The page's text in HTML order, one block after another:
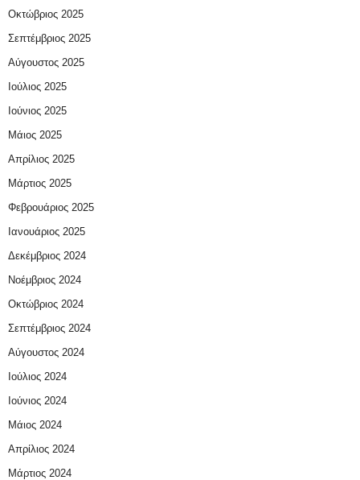
Οκτώβριος 2025
Σεπτέμβριος 2025
Αύγουστος 2025
Ιούλιος 2025
Ιούνιος 2025
Μάιος 2025
Απρίλιος 2025
Μάρτιος 2025
Φεβρουάριος 2025
Ιανουάριος 2025
Δεκέμβριος 2024
Νοέμβριος 2024
Οκτώβριος 2024
Σεπτέμβριος 2024
Αύγουστος 2024
Ιούλιος 2024
Ιούνιος 2024
Μάιος 2024
Απρίλιος 2024
Μάρτιος 2024